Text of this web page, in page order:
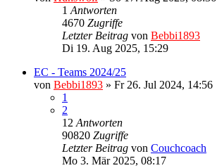
1 Antworten
4670 Zugriffe
Letzter Beitrag von Bebbi1893
Di 19. Aug 2025, 15:29
EC - Teams 2024/25
von Bebbi1893 » Fr 26. Jul 2024, 14:56
1
2
12 Antworten
90820 Zugriffe
Letzter Beitrag von Couchcoach
Mo 3. Mär 2025, 08:17